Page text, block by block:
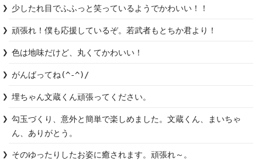
少したれ目でふふっと笑っているようでかわいい！！
頑張れ！僕も応援しているぞ。若武者もとちか君より！
色は地味だけど、丸くてかわいい！
がんばってね(^-^)/
埋ちゃん文蔵くん頑張ってください。
勾玉づくり、意外と簡単で楽しめました。文蔵くん、まいちゃ
ん、ありがとう。
そのゆったりしたお姿に癒されます。頑張れ～。